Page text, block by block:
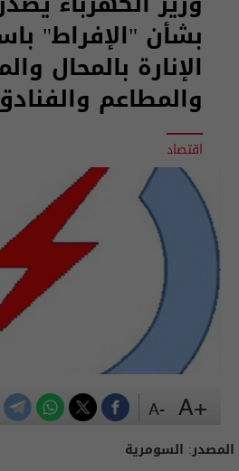
بشأن "الإفراط"
الإنارة بالمحال
والمطاعم
اقتصاد
المصدر: السومرية
+A
-A